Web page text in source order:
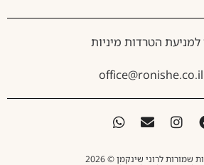
office@ronishe.co.il
למניעת הטרדות מיניות
שמורות לרוני שינקמן © 2026